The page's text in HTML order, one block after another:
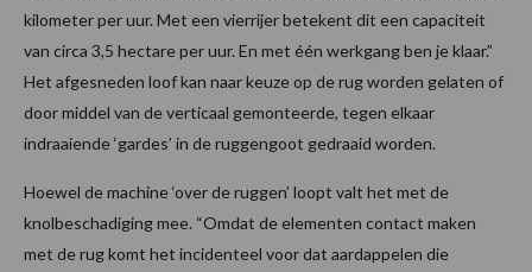
kilometer per uur. Met een vierrijer betekent dit een capaciteit
van circa 3,5 hectare per uur. En met één werkgang ben je klaar.”
Het afgesneden loof kan naar keuze op de rug worden gelaten of
door middel van de verticaal gemonteerde, tegen elkaar
indraaiende ‘gardes’ in de ruggengoot gedraaid worden.
Hoewel de machine ‘over de ruggen’ loopt valt het met de
knolbeschadiging mee. “Omdat de elementen contact maken
met de rug komt het incidenteel voor dat aardappelen die